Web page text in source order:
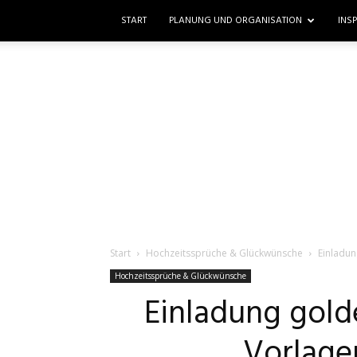
START PLANUNG UND ORGANISATION
Start Hochzeitssprüche & Glückwünsche
Hochzeitssprüche & Glückwünsche
Einladung